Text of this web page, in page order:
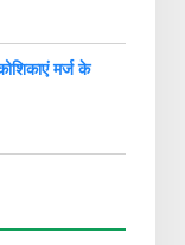
मर्ज के